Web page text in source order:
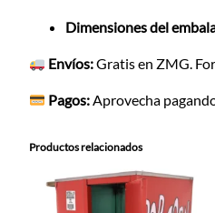
Dimensiones del
Envíos:Gratis en ZMG.
Pagos:Aprovecha
Productos relacionados